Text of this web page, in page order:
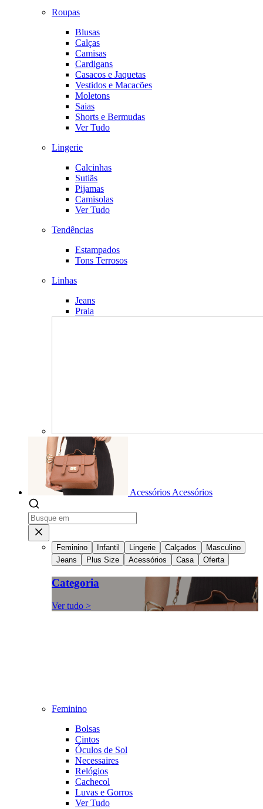
Roupas
Blusas
Calças
Camisas
Cardigans
Casacos e Jaquetas
Vestidos e Macacões
Moletons
Saias
Shorts e Bermudas
Ver Tudo
Lingerie
Calcinhas
Sutiãs
Pijamas
Camisolas
Ver Tudo
Tendências
Estampados
Tons Terrosos
Linhas
Jeans
Praia
Acessórios Acessórios
Feminino Infantil Lingerie Calçados
Masculino
Jeans
Plus Size Acessórios Casa Oferta
Categoria
Ver tudo >
Feminino
Bolsas
Cintos
Óculos de Sol
Necessaires
Relógios
Cachecol
Luvas e Gorros
Ver Tudo